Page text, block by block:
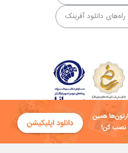
راه‌های دانلود آفرینک
فناوی هفت آسمان توکان تعلق دارد و